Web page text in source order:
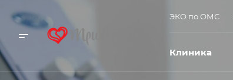
ЭКО по ОМС
Клиника